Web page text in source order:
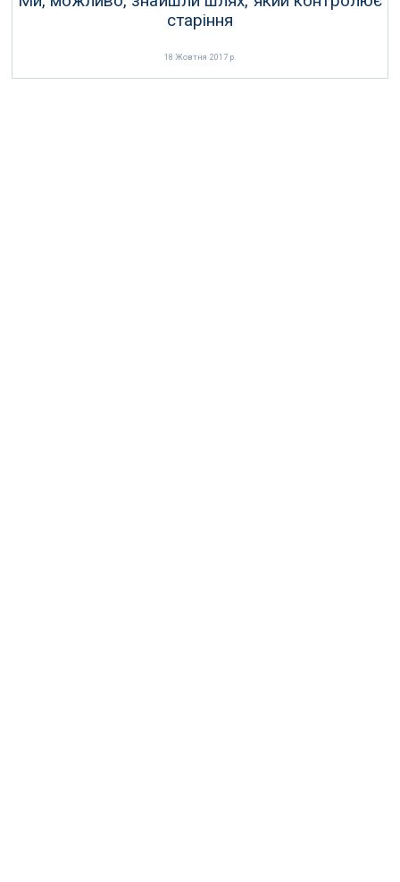
старіння
18 Жовтня 2017 р.